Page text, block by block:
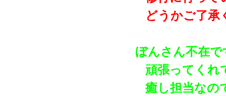
どうかご了承く
ぼんさん不在
頑張ってくれ
癒し担当なの